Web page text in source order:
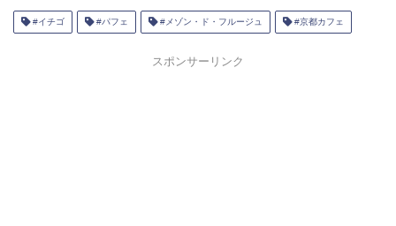
#イチゴ #パフェ #メゾン・ド・フルージュ #京都カフェ
スポンサーリンク